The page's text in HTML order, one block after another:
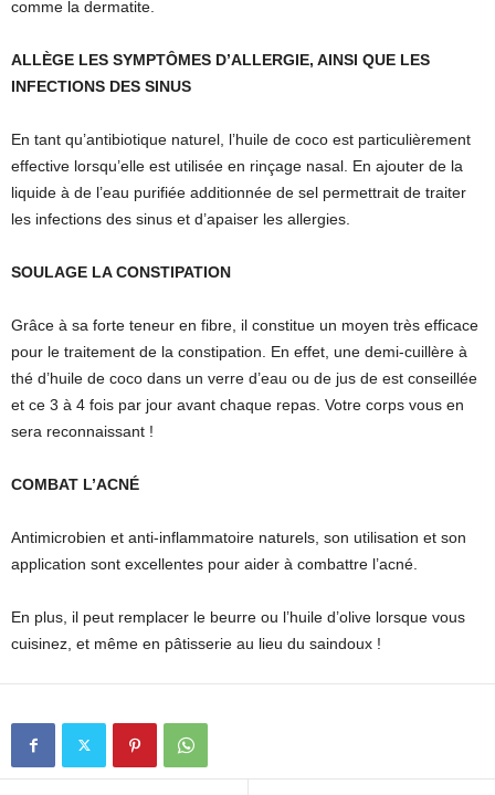
comme la dermatite.
ALLÈGE LES SYMPTÔMES D’ALLERGIE, AINSI QUE LES
INFECTIONS DES SINUS
En tant qu’antibiotique naturel, l’huile de coco est particulièrement
effective lorsqu’elle est utilisée en rinçage nasal. En ajouter de la
liquide à de l’eau purifiée additionnée de sel permettrait de traiter
les infections des sinus et d’apaiser les allergies.
SOULAGE LA CONSTIPATION
Grâce à sa forte teneur en fibre, il constitue un moyen très efficace
pour le traitement de la constipation. En effet, une demi-cuillère à
thé d’huile de coco dans un verre d’eau ou de jus de est conseillée
et ce 3 à 4 fois par jour avant chaque repas. Votre corps vous en
sera reconnaissant !
COMBAT L’ACNÉ
Antimicrobien et anti-inflammatoire naturels, son utilisation et son
application sont excellentes pour aider à combattre l’acné.
En plus, il peut remplacer le beurre ou l’huile d’olive lorsque vous
cuisinez, et même en pâtisserie au lieu du saindoux !